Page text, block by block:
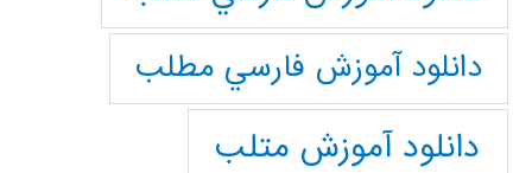
دانلود آموزش فارسي مطلب
دانلود آموزش متلب